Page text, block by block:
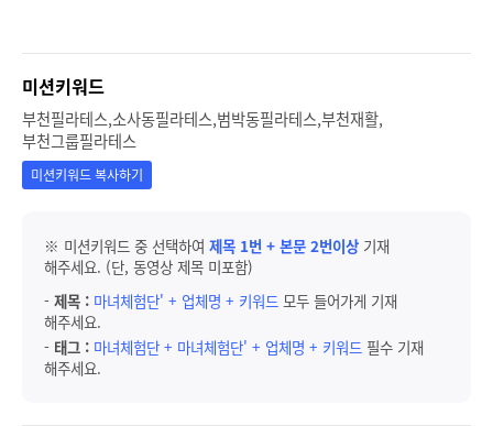
미션키워드
부천필라테스,소사동필라테스,범박동필라테스,부천재활,
부천그룹필라테스
미션키워드 복사하기
※ 미션키워드 중 선택하여 제목 1번 + 본문 2번이상 기재
해주세요. (단, 동영상 제목 미포함)
- 제목 : 마녀체험단' + 업체명 + 키워드 모두 들어가게 기재
해주세요.
- 태그 : 마녀체험단 + 마녀체험단' + 업체명 + 키워드 필수 기재
해주세요.